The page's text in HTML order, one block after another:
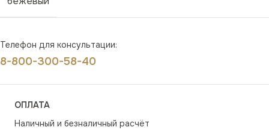
Телефон для консультации:
8-800-300-58-40
ОПЛАТА
Наличный и безналичный расчёт